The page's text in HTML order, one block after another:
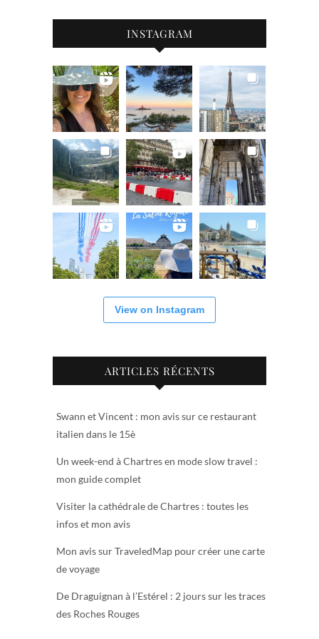
INSTAGRAM
View on Instagram
ARTICLES RÉCENTS
Swann et Vincent : mon avis sur ce restaurant
italien dans le 15è
Un week-end à Chartres en mode slow travel :
mon guide complet
Visiter la cathédrale de Chartres : toutes les
infos et mon avis
Mon avis sur TraveledMap pour créer une carte
de voyage
De Draguignan à l’Estérel : 2 jours sur les traces
des Roches Rouges